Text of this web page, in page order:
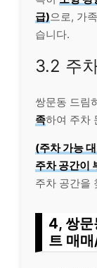
급)으로, 가
습니다.
3.2 주
쌍문동 드림
족하여 주차
(주차 가능
주차 공간이
주차 공간을
4, 쌍
트 매